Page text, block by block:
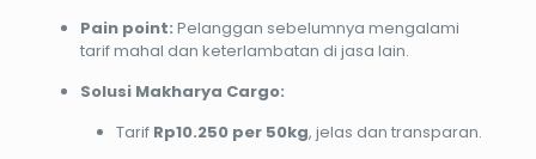
Pain point: Pelanggan sebelumnya mengalami
tarif mahal dan keterlambatan di jasa lain.
Solusi Makharya Cargo:
Tarif Rp10.250 per 50kg, jelas dan transparan.